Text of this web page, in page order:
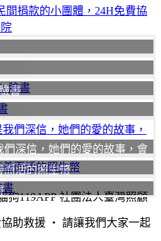
書
深信，她們的愛的故事，會
而活的照生幣
社團法人臺灣照顧
助救援 ‧ 請讓我們大家一起